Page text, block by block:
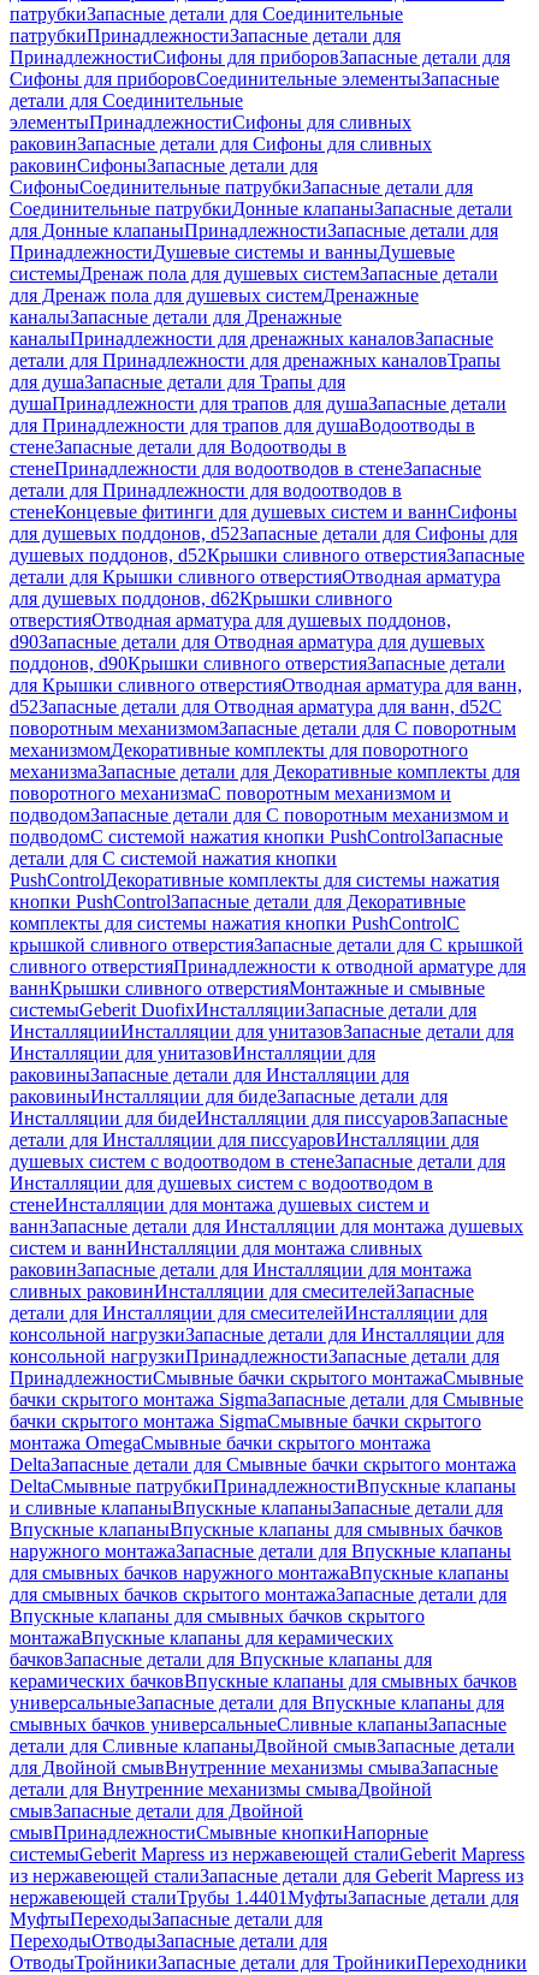
патрубкиЗапасные детали для Соединительные
патрубкиПринадлежностиЗапасные детали для
ПринадлежностиСифоны для приборовЗапасные детали для
Сифоны для приборовСоединительные элементыЗапасные
детали для Соединительные
элементыПринадлежностиСифоны для сливных
раковинЗапасные детали для Сифоны для сливных
раковинСифоныЗапасные детали для
СифоныСоединительные патрубкиЗапасные детали для
Соединительные патрубкиДонные клапаныЗапасные детали
для Донные клапаныПринадлежностиЗапасные детали для
ПринадлежностиДушевые системы и ванныДушевые
системыДренаж пола для душевых системЗапасные детали
для Дренаж пола для душевых системДренажные
каналыЗапасные детали для Дренажные
каналыПринадлежности для дренажных каналовЗапасные
детали для Принадлежности для дренажных каналовТрапы
для душаЗапасные детали для Трапы для
душаПринадлежности для трапов для душаЗапасные детали
для Принадлежности для трапов для душаВодоотводы в
стенеЗапасные детали для Водоотводы в
стенеПринадлежности для водоотводов в стенеЗапасные
детали для Принадлежности для водоотводов в
стенеКонцевые фитинги для душевых систем и ваннСифоны
для душевых поддонов, d52Запасные детали для Сифоны для
душевых поддонов, d52Крышки сливного отверстияЗапасные
детали для Крышки сливного отверстияОтводная арматура
для душевых поддонов, d62Крышки сливного
отверстияОтводная арматура для душевых поддонов,
d90Запасные детали для Отводная арматура для душевых
поддонов, d90Крышки сливного отверстияЗапасные детали
для Крышки сливного отверстияОтводная арматура для ванн,
d52Запасные детали для Отводная арматура для ванн, d52С
поворотным механизмомЗапасные детали для С поворотным
механизмомДекоративные комплекты для поворотного
механизмаЗапасные детали для Декоративные комплекты для
поворотного механизмаС поворотным механизмом и
подводомЗапасные детали для С поворотным механизмом и
подводомС системой нажатия кнопки PushControlЗапасные
детали для С системой нажатия кнопки
PushControlДекоративные комплекты для системы нажатия
кнопки PushControlЗапасные детали для Декоративные
комплекты для системы нажатия кнопки PushControlС
крышкой сливного отверстияЗапасные детали для С крышкой
сливного отверстияПринадлежности к отводной арматуре для
ваннКрышки сливного отверстияМонтажные и смывные
системыGeberit DuofixИнсталляцииЗапасные детали для
ИнсталляцииИнсталляции для унитазовЗапасные детали для
Инсталляции для унитазовИнсталляции для
раковиныЗапасные детали для Инсталляции для
раковиныИнсталляции для бидеЗапасные детали для
Инсталляции для бидеИнсталляции для писсуаровЗапасные
детали для Инсталляции для писсуаровИнсталляции для
душевых систем с водоотводом в стенеЗапасные детали для
Инсталляции для душевых систем с водоотводом в
стенеИнсталляции для монтажа душевых систем и
ваннЗапасные детали для Инсталляции для монтажа душевых
систем и ваннИнсталляции для монтажа сливных
раковинЗапасные детали для Инсталляции для монтажа
сливных раковинИнсталляции для смесителейЗапасные
детали для Инсталляции для смесителейИнсталляции для
консольной нагрузкиЗапасные детали для Инсталляции для
консольной нагрузкиПринадлежностиЗапасные детали для
ПринадлежностиСмывные бачки скрытого монтажаСмывные
бачки скрытого монтажа SigmaЗапасные детали для Смывные
бачки скрытого монтажа SigmaСмывные бачки скрытого
монтажа OmegaСмывные бачки скрытого монтажа
DeltaЗапасные детали для Смывные бачки скрытого монтажа
DeltaСмывные патрубкиПринадлежностиВпускные клапаны
и сливные клапаныВпускные клапаныЗапасные детали для
Впускные клапаныВпускные клапаны для смывных бачков
наружного монтажаЗапасные детали для Впускные клапаны
для смывных бачков наружного монтажаВпускные клапаны
для смывных бачков скрытого монтажаЗапасные детали для
Впускные клапаны для смывных бачков скрытого
монтажаВпускные клапаны для керамических
бачковЗапасные детали для Впускные клапаны для
керамических бачковВпускные клапаны для смывных бачков
универсальныеЗапасные детали для Впускные клапаны для
смывных бачков универсальныеСливные клапаныЗапасные
детали для Сливные клапаныДвойной смывЗапасные детали
для Двойной смывВнутренние механизмы смываЗапасные
детали для Внутренние механизмы смываДвойной
смывЗапасные детали для Двойной
смывПринадлежностиСмывные кнопкиНапорные
системыGeberit Mapress из нержавеющей сталиGeberit Mapress
из нержавеющей сталиЗапасные детали для Geberit Mapress из
нержавеющей сталиТрубы 1.4401МуфтыЗапасные детали для
МуфтыПереходыЗапасные детали для
ПереходыОтводыЗапасные детали для
ОтводыТройникиЗапасные детали для ТройникиПереходники